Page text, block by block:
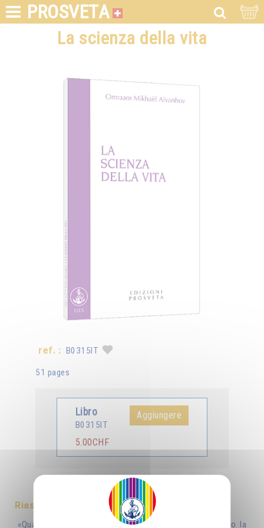
PROSVETA
La scienza della vita
ref. : B0315IT
51 pages
Libro
B0315IT
5.00CHF
Aggiungere
Français Deutsch
Riassunto
«Quanti di voi dicono a se stessi: “Dal momento che ho la